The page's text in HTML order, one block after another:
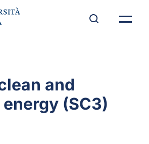
and
(SC3)